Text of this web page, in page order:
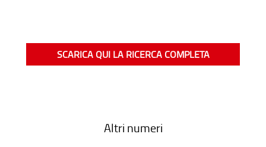
SCARICA QUI LA RICERCA COMPLETA
Altri numeri